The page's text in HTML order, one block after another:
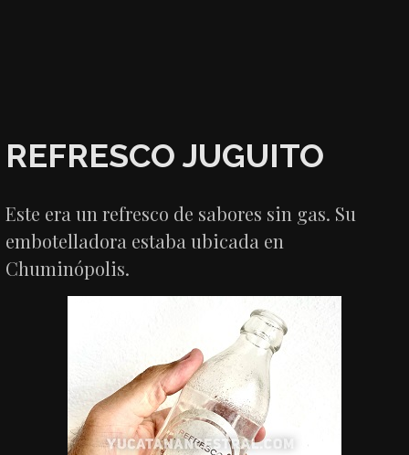
REFRESCO JUGUITO
Este era un refresco de sabores sin gas. Su
embotelladora estaba ubicada en
Chuminópolis.